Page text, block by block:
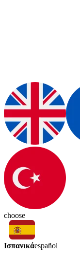
choose
Ισπανικάespañol